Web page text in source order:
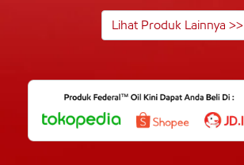
Lihat Produk Lainnya >>